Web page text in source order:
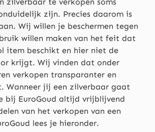
zijn. Precies daarom is
Wij willen je beschermen tegen
willen maken van het feit dat
item beschikt en hier niet de
krijgt. Wij vinden dat onder
verkopen transparanter en
Wanneer jij een zilverbaar gaat
bij EuroGoud altijd vrijblijvend
van het verkopen van een
lees je hieronder.